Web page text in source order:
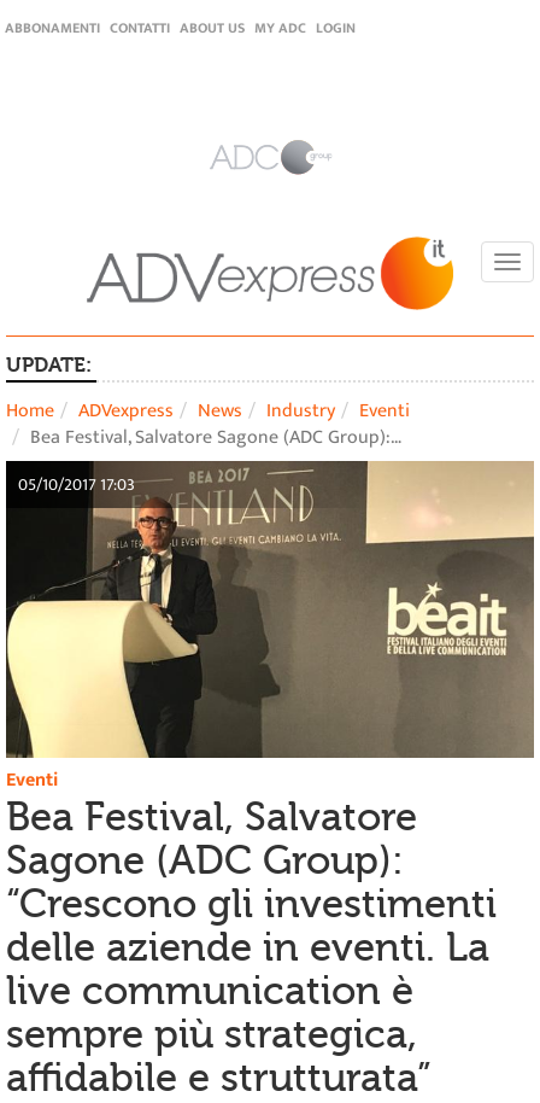
ABBONAMENTI CONTATTI ABOUT US MY ADC LOGIN
UPDATE:
Home ADVexpress News Industry
Eventi
Bea Festival, Salvatore Sagone (ADC Group):…
05/10/2017 17:03
Eventi
Bea Festival, Salvatore
Sagone (ADC Group):
“Crescono gli investimenti
delle aziende in eventi. La
live communication è
sempre più strategica,
affidabile e strutturata”